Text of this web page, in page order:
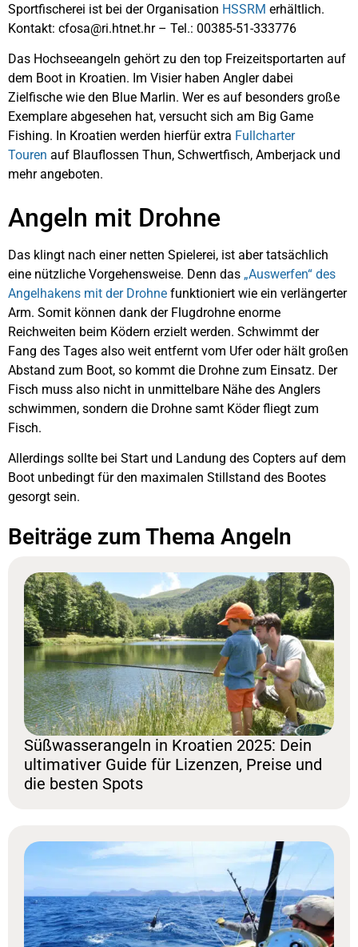
Sportfischerei ist bei der Organisation HSSRM erhältlich.
Kontakt: cfosa@ri.htnet.hr – Tel.: 00385-51-333776
Das Hochseeangeln gehört zu den top Freizeitsportarten auf
dem Boot in Kroatien. Im Visier haben Angler dabei
Zielfische wie den Blue Marlin. Wer es auf besonders große
Exemplare abgesehen hat, versucht sich am Big Game
Fishing. In Kroatien werden hierfür extra Fullcharter
Touren auf Blauflossen Thun, Schwertfisch, Amberjack und
mehr angeboten.
Angeln mit Drohne
Das klingt nach einer netten Spielerei, ist aber tatsächlich
eine nützliche Vorgehensweise. Denn das „Auswerfen“ des
Angelhakens mit der Drohne funktioniert wie ein verlängerter
Arm. Somit können dank der Flugdrohne enorme
Reichweiten beim Ködern erzielt werden. Schwimmt der
Fang des Tages also weit entfernt vom Ufer oder hält großen
Abstand zum Boot, so kommt die Drohne zum Einsatz. Der
Fisch muss also nicht in unmittelbare Nähe des Anglers
schwimmen, sondern die Drohne samt Köder fliegt zum
Fisch.
Allerdings sollte bei Start und Landung des Copters auf dem
Boot unbedingt für den maximalen Stillstand des Bootes
gesorgt sein.
Beiträge zum Thema Angeln
Süßwasserangeln in Kroatien 2025: Dein
ultimativer Guide für Lizenzen, Preise und
die besten Spots